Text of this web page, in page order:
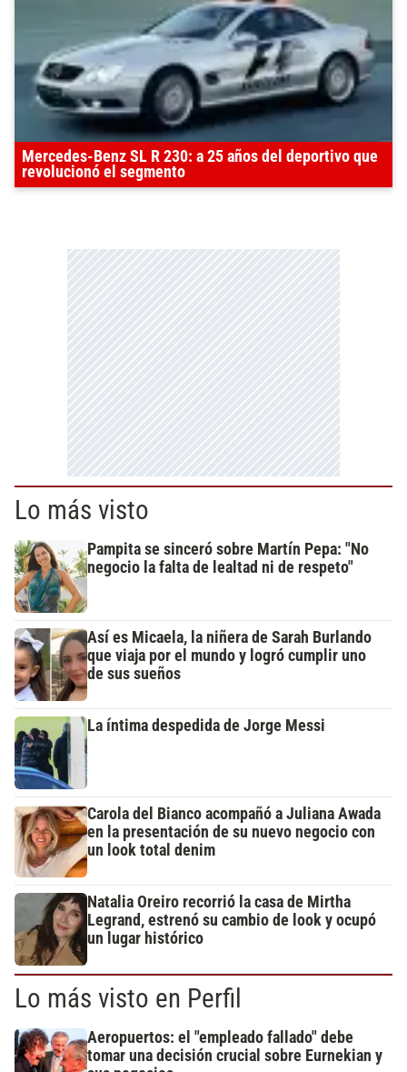
Mercedes-Benz SL R 230: a 25 años del deportivo que
revolucionó el segmento
Lo más visto
Pampita se sinceró sobre Martín Pepa: "No
negocio la falta de lealtad ni de respeto"
Así es Micaela, la niñera de Sarah Burlando
que viaja por el mundo y logró cumplir uno
de sus sueños
La íntima despedida de Jorge Messi
Carola del Bianco acompañó a Juliana Awada
en la presentación de su nuevo negocio con
un look total denim
Natalia Oreiro recorrió la casa de Mirtha
Legrand, estrenó su cambio de look y ocupó
un lugar histórico
Lo más visto en Perfil
Aeropuertos: el "empleado fallado" debe
tomar una decisión crucial sobre Eurnekian y